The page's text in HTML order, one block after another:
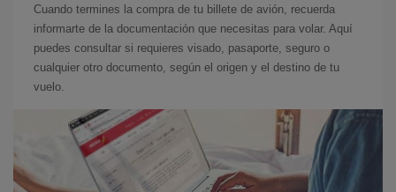
Cuando termines la compra de tu billete de avión, recuerda
informarte de la documentación que necesitas para volar. Aquí
puedes consultar si requieres visado, pasaporte, seguro o
cualquier otro documento, según el origen y el destino de tu
vuelo.